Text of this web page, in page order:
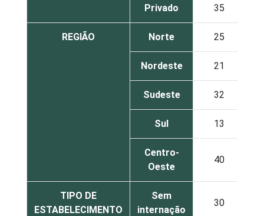
Privado 35
REGIÃO Norte 25
Nordeste 21
Sudeste 32
Sul 13
Centro-
Oeste
40
TIPO DE
ESTABELECIMENTO
Sem
internação
30